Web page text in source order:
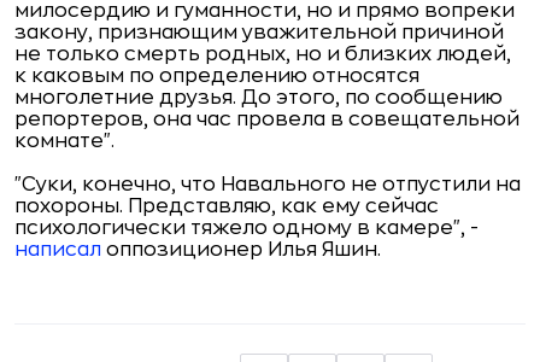
милосердию и гуманности, но и прямо вопреки
закону, признающим уважительной причиной
не только смерть родных, но и близких людей,
к каковым по определению относятся
многолетние друзья. До этого, по сообщению
репортеров, она час провела в совещательной
комнате".
"Суки, конечно, что Навального не отпустили на
похороны. Представляю, как ему сейчас
психологически тяжело одному в камере", -
написал оппозиционер Илья Яшин.